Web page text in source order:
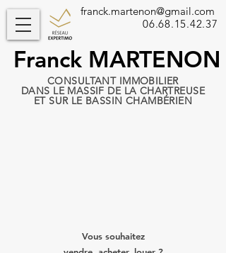
franck.martenon@gmail.com
Franck MARTENON
CONSULTANT IMMOBILIER
DANS LE MASSIF DE LA CHARTREUSE
ET SUR LE BASSIN CHAMBÉRIEN
Vous souhaitez
06.68.15.42.37